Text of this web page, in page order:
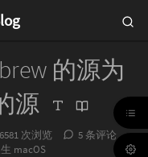
的源为
源
次浏览
5 条评论
macOS